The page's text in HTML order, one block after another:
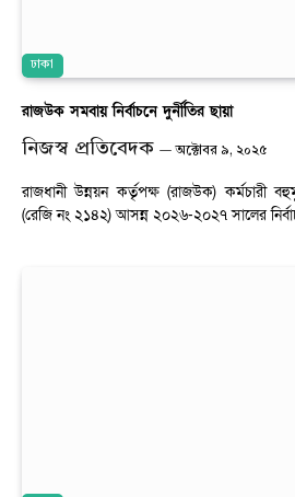
ঢাকা
রাজউক সমবায় নির্বাচনে দুর্নীতির ছায়া
নিজস্ব প্রতিবেদক অক্টোবর ৯, ২০২৫
রাজধানী উন্নয়ন কর্তৃপক্ষ (রাজউক) কর্মচারী
(রেজি নং ২১৪২) আসন্ন ২০২৬-২০২৭ সালের